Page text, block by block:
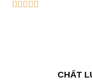

CHẤT